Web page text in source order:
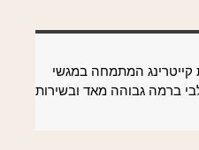
המתמחה במגשי
ברמה גבוהה מאד ובשירות